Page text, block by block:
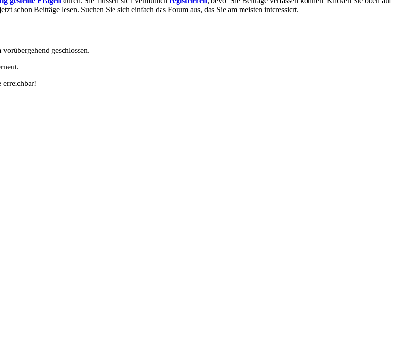
schon Beiträge lesen. Suchen Sie sich einfach das Forum aus, das Sie am meisten interessiert.
geschlossen.
erreichbar!